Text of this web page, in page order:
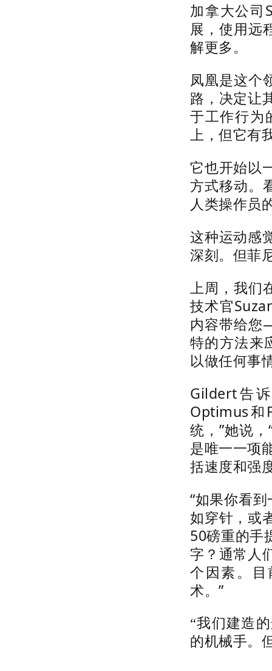
加拿大公司
展，使用远
解更多。
凤凰是这个
路，决定让
于工作行为
上，但它有
它也开始以
方式移动。
人类操作员
这种运动感
深刻。但菲
上周，我们
技术官
内容带给您
特的方法来
以做任何事
Gildert告
Optimus和
统，”她说
是唯一一项
括速度和强
“如果你看
如穿针，或
50磅重的手
字？通常人
个因素。
术。”
“我们建造
的机械手。